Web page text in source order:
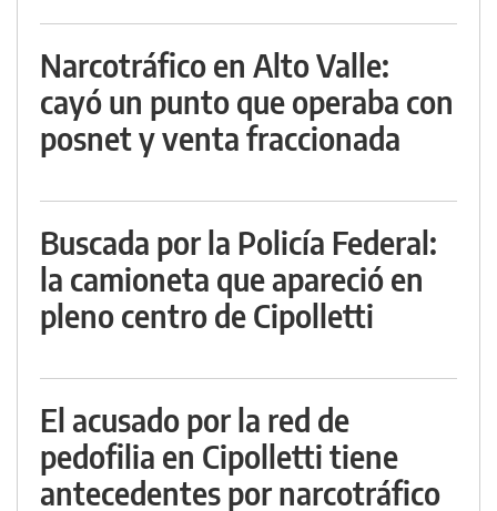
Narcotráfico en Alto Valle:
cayó un punto que operaba con
posnet y venta fraccionada
Buscada por la Policía Federal:
la camioneta que apareció en
pleno centro de Cipolletti
El acusado por la red de
pedofilia en Cipolletti tiene
antecedentes por narcotráfico